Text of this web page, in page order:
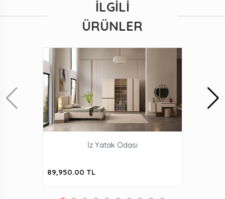
İLGILI
ÜRÜNLER
İz Yatak Odası
89,950.00 TL